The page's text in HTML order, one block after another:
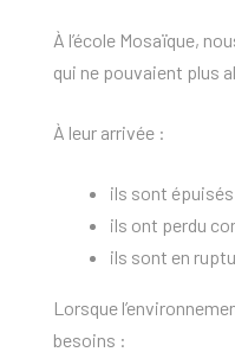
À l’école Mosaïque,
qui ne pouvaient plus
À leur arrivée :
ils sont épuisés
ils ont perdu
ils sont en
Lorsque
besoins :